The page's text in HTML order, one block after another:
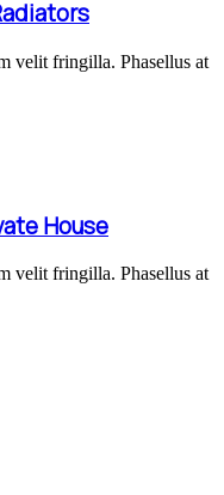
velit fringilla. Phasellus at
House
velit fringilla. Phasellus at